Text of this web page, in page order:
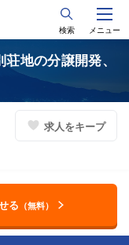
検索 メニュー
地の分譲開発、
求人をキープ
る （無料）